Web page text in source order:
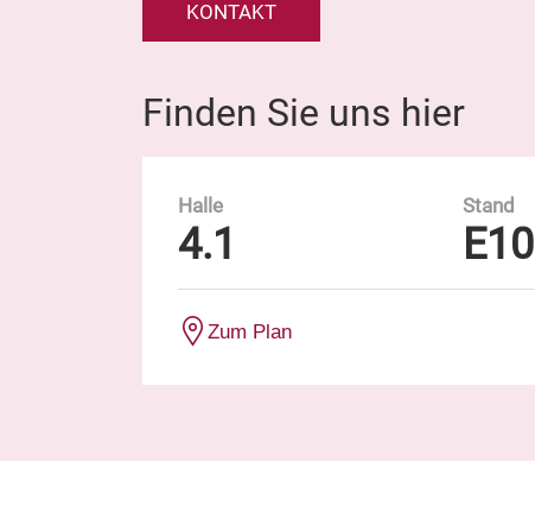
KONTAKT
Finden Sie uns hier
Halle
4.1
Stand
E10
Zum Plan